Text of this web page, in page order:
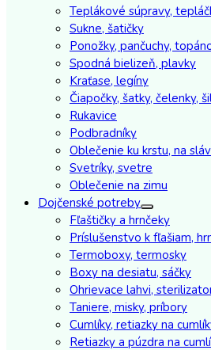
Teplákové súpravy,
Sukne, šatičky
Ponožky, pančuchy,
Spodná bielizeň, plavky
Kraťase, legíny
Čiapočky, šatky, čelenky,
Rukavice
Podbradníky
Oblečenie ku krstu, na
Svetríky, svetre
Oblečenie na zimu
Dojčenské potreby
Fľaštičky a hrnčeky
Príslušenstvo k fľašiam,
Termoboxy, termosky
Boxy na desiatu, sáčky
Ohrievace lahvi,
Taniere, misky, príbory
Cumlíky, retiazky na
Retiazky a púzdra na